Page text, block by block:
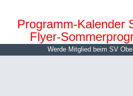
Programm-Kalender
Flyer-
Werde Mitglied beim SV